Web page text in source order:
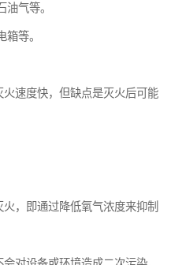
气等。
等。
速度快，但缺点是灭火后可能
，即通过降低氧气浓度来抑制